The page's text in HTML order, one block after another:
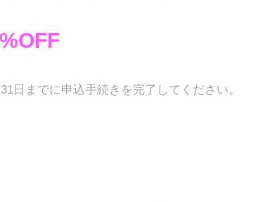
日までに申込手続きを完了してください。